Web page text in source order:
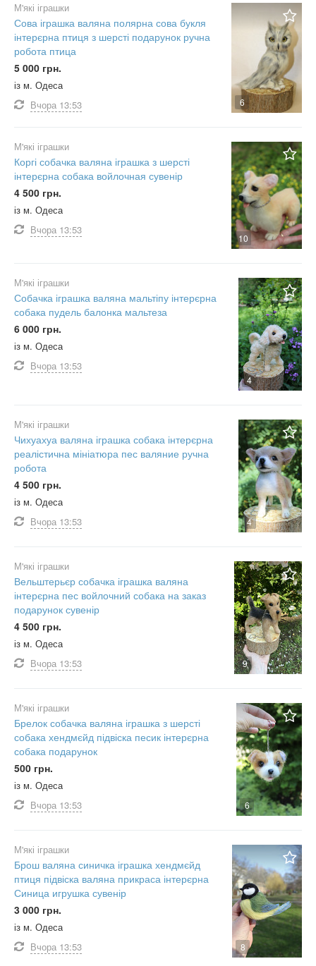
6
М'які іграшки
Сова іграшка валяна полярна сова букля
інтерєрна птиця з шерсті подарунок ручна
робота птица
5 000 грн.
із м. Одеса
Вчора 13:53
10
М'які іграшки
Коргі собачка валяна іграшка з шерсті
інтерєрна собака войлочная сувенір
4 500 грн.
із м. Одеса
Вчора 13:53
4
М'які іграшки
Собачка іграшка валяна мальтіпу інтерєрна
собака пудель балонка мальтеза
6 000 грн.
із м. Одеса
Вчора 13:53
4
М'які іграшки
Чихуахуа валяна іграшка собака інтерєрна
реалістична мініатюра пес валяние ручна
робота
4 500 грн.
із м. Одеса
Вчора 13:53
9
М'які іграшки
Вельштерьєр собачка іграшка валяна
інтерєрна пес войлочний собака на заказ
подарунок сувенір
4 500 грн.
із м. Одеса
Вчора 13:53
6
М'які іграшки
Брелок собачка валяна іграшка з шерсті
собака хендмєйд підвіска песик інтерєрна
собака подарунок
500 грн.
із м. Одеса
Вчора 13:53
8
М'які іграшки
Брош валяна синичка іграшка хендмєйд
птиця підвіска валяна прикраса інтерєрна
Синица игрушка сувенір
3 000 грн.
із м. Одеса
Вчора 13:53